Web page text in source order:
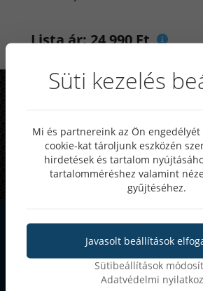
Lista ár: 24 990 Ft
ajánlatok
Akár25-50%
Szeretnél
akcióinkról?
Iratkozz fel
Süti kezelés
Mi és partnereink az Ön
cookie-kat tároljunk eszközén
hirdetések és tartalom
tartalomméréshez valamint
gyűjtéséhez.
Javasolt beállítások
Sütibeállítások
Adatvédelmi